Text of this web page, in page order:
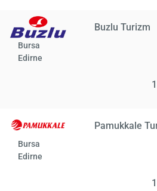
Buzlu Turizm
Bursa
Edirne
Pamukkale
Bursa
Edirne